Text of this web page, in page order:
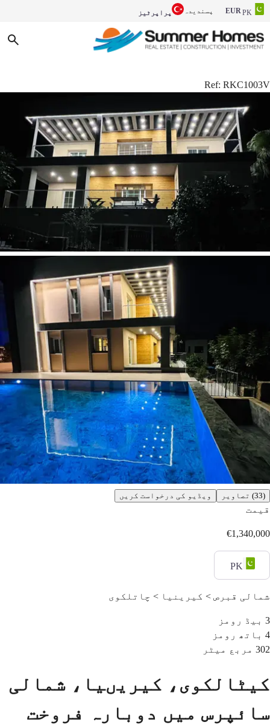
PK
EUR پسندیدہ پراپرٹیز
Ref: RKC1003V
(33) تصاویر ویڈیو کی درخواست کریں
قیمت
€1,340,000
PK
شمالی قبرص > کیرینیا > چاتلکوی
3 بیڈ رومز
4 باتھ رومز
302 مربع میٹر
کیٹالکوی، کیریںیا، شمالی
سائپرس میں دوبارہ فروخت